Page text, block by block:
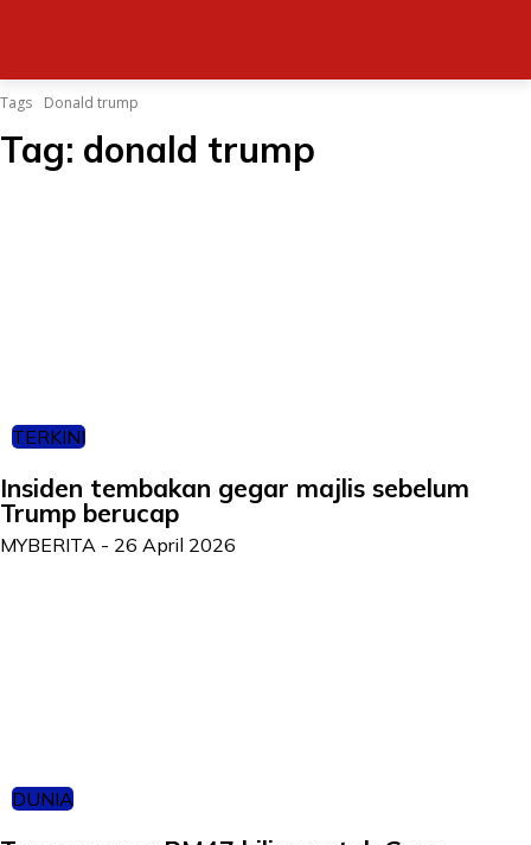
Tags Donald trump
Tag: donald trump
TERKINI
Insiden tembakan gegar majlis sebelum
Trump berucap
MYBERITA - 26 April 2026
DUNIA